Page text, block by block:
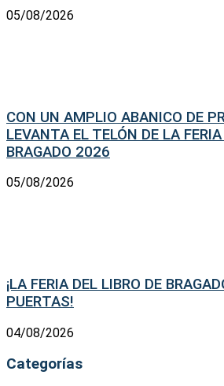
05/08/2026
CON UN AMPLIO ABANICO DE
LEVANTA EL TELÓN DE LA
BRAGADO 2026
05/08/2026
¡LA FERIA DEL LIBRO DE
PUERTAS!
04/08/2026
Categorías